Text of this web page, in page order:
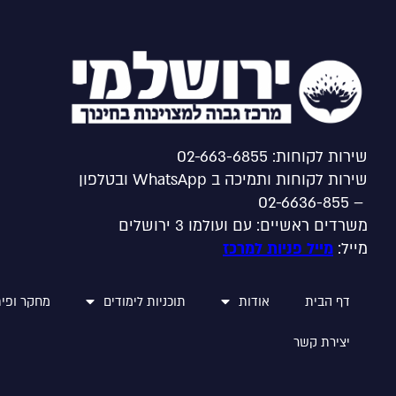
שירות לקוחות: 02-663-6855
שירות לקוחות ותמיכה ב WhatsApp ובטלפון
– 02-6636-855
משרדים ראשיים: עם ועולמו 3 ירושלים
מייל: מייל פניות למרכז
דף הבית אודות תוכניות לימודים מחקר
יצירת קשר